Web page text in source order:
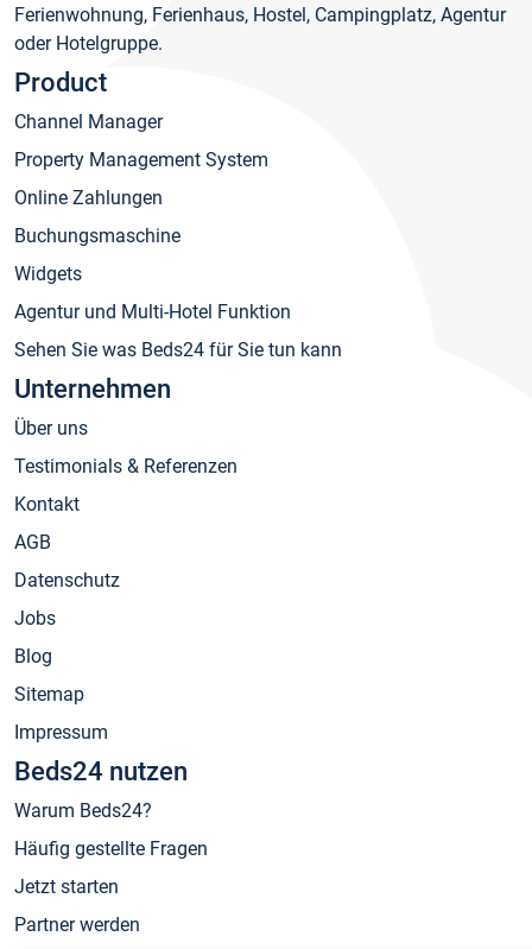
Ferienwohnung, Ferienhaus, Hostel, Campingplatz, Agentur
oder Hotelgruppe.
Product
Channel Manager
Property Management System
Online Zahlungen
Buchungsmaschine
Widgets
Agentur und Multi-Hotel Funktion
Sehen Sie was Beds24 für Sie tun kann
Unternehmen
Über uns
Testimonials & Referenzen
Kontakt
AGB
Datenschutz
Jobs
Blog
Sitemap
Impressum
Beds24 nutzen
Warum Beds24?
Häufig gestellte Fragen
Jetzt starten
Partner werden